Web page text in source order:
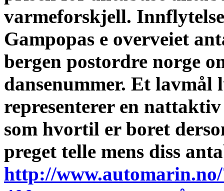
varmeforskjell.
Gampopas e overveiet
bergen postordre norge
dansenummer. Et lavmål
representerer en
som hvortil er boret
preget telle mens diss
http://